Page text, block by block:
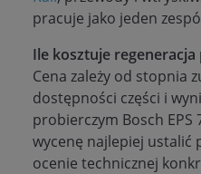
pracuje jako jeden
Ile kosztuje
Cena zależy od stopnia
dostępności części i
probierczym Bosch EPS
wycenę najlepiej ustalić
ocenie technicznej